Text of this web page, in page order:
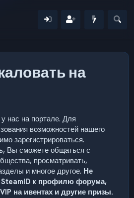
на
нас на портале. Для
возможностей нашего
зарегистрироваться.
Вы сможете общаться с
просматривать,
и многое другое. Не
SteamID к профилю форума,
на ивентах и другие призы.